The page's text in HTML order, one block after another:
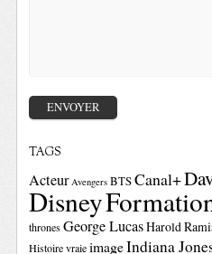
TAGS
Acteur Avengers BTSCanal+
Disney
thrones George LucasHarold
Histoire vraie imageIndiana